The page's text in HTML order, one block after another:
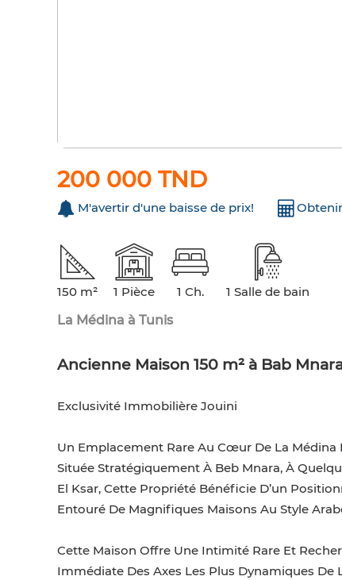
200 000 TND
M'avertir d'une baisse de prix!
150 m² 1 Pièce 1 Ch.
1 Salle de bain
La Médina à Tunis
Ancienne Maison 150 m² à Bab
Exclusivité Immobilière Jouini
Un Emplacement Rare Au Cœur De La
Située Stratégiquement À Beb Mnara, À
El Ksar, Cette Propriété Bénéficie D’un
Entouré De Magnifiques Maisons Au Style
Cette Maison Offre Une Intimité Rare Et
Immédiate Des Axes Les Plus Dynamiques De